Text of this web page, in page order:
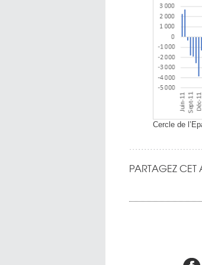
Cercle de
PARTAGEZ CET